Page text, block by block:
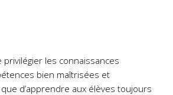
privilégier les connaissances
bien maîtrisées et
d’apprendre aux élèves toujours